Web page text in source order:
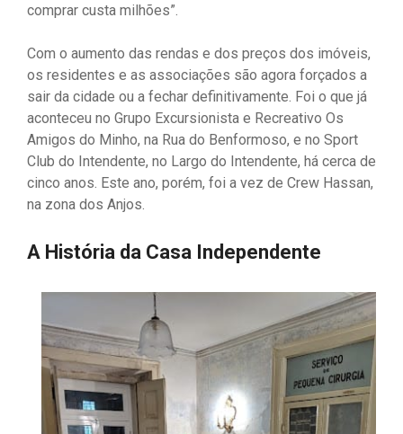
comprar custa milhões”.
Com o aumento das rendas e dos preços dos imóveis,
os residentes e as associações são agora forçados a
sair da cidade ou a fechar definitivamente. Foi o que já
aconteceu no Grupo Excursionista e Recreativo Os
Amigos do Minho, na Rua do Benformoso, e no Sport
Club do Intendente, no Largo do Intendente, há cerca de
cinco anos. Este ano, porém, foi a vez de Crew Hassan,
na zona dos Anjos.
A História da Casa Independente